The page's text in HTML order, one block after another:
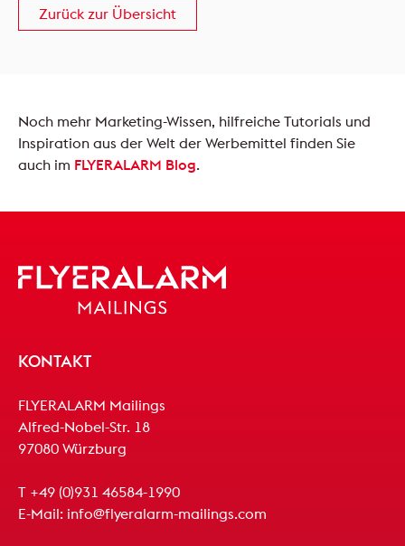
Zurück zur Übersicht
Noch mehr Marketing-Wissen, hilfreiche Tutorials und
Inspiration aus der Welt der Werbemittel finden Sie
auch im FLYERALARM Blog.
KONTAKT
FLYERALARM Mailings
Alfred-Nobel-Str. 18
97080 Würzburg
T +49 (0)931 46584-1990
E-Mail: info@flyeralarm-mailings.com